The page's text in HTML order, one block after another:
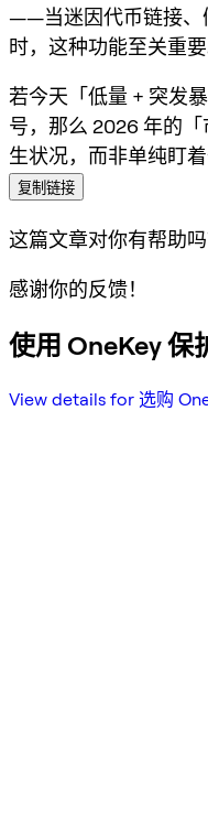
——当迷因代币链接、
时，这种功能至关重要
若今天「低量 + 突发
号，那么 2026 年的
生状况，而非单纯盯着
复制链接
这篇文章对你有帮助吗
感谢你的反馈！
使用 OneKey 保
View details for 选购